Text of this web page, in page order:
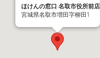
ほけんの窓口 名取市役所前店
宮城県名取市増田字柳田1